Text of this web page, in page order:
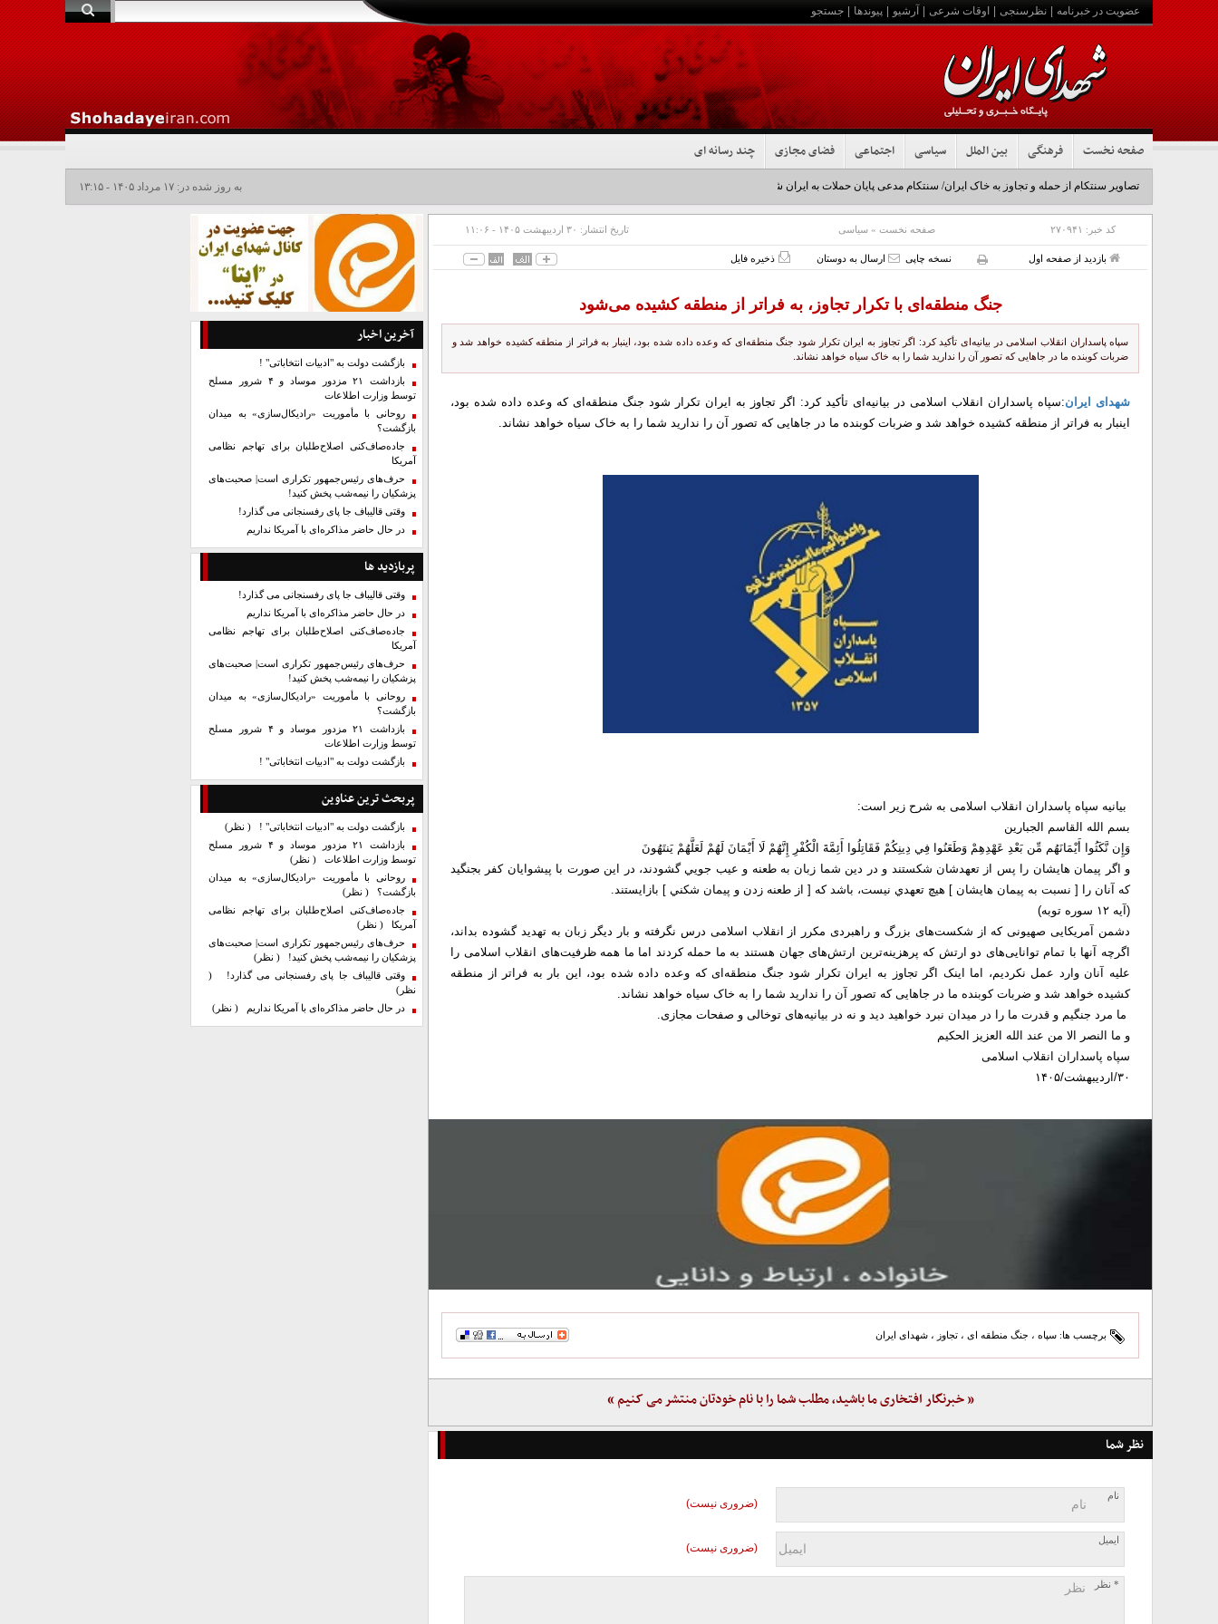
عضویت در خبرنامه نظرسنجی اوقات شرعی آرشیو پیوندها جستجو
صفحه نخست فرهنگی بین الملل سیاسی اجتماعی فضای مجازی چند رسانه ای
تصاویر سنتکام از حمله و تجاوز به خاک ایران/ سنتکام مدعی پایان حملات به ایران شد+فیلم به روز شده در: ۱۷ مرداد ۱۴۰۵ - ۱۳:۱۵
کد خبر: ۲۷۰۹۴۱ صفحه نخست »سیاسی تاریخ انتشار: ۳۰ ارديبهشت ۱۴۰۵ - ۱۱:۰۶
بازدید از صفحه اول نسخه چاپی ارسال به دوستان ذخیره فایل
جنگ منطقه‌ای با تکرار تجاوز، به فراتر از منطقه کشیده می‌شود
سپاه پاسداران انقلاب اسلامی در بیانیه‌ای تأکید کرد: اگر تجاوز به ایران تکرار شود جنگ منطقه‌ای که وعده داده شده بود، اینبار به فراتر از منطقه کشیده خواهد شد و
ضربات کوبنده ما در جاهایی که تصور آن را ندارید شما را به خاک سیاه خواهد نشاند.
شهدای ایران:سپاه پاسداران انقلاب اسلامی در بیانیه‌ای تأکید کرد: اگر تجاوز به ایران تکرار شود جنگ منطقه‌ای که وعده داده شده بود،
اینبار به فراتر از منطقه کشیده خواهد شد و ضربات کوبنده ما در جاهایی که تصور آن را ندارید شما را به خاک سیاه خواهد نشاند.
بیانیه سپاه پاسداران انقلاب اسلامی به شرح زیر است:
بسم الله القاسم الجبارین
وَإِن نَّكَثُوا أَيْمَانَهُم مِّن بَعْدِ عَهْدِهِمْ وَطَعَنُوا فِي دِينِكُمْ فَقَاتِلُوا أَئِمَّةَ الْكُفْرِ إِنَّهُمْ لَا أَيْمَانَ لَهُمْ لَعَلَّهُمْ يَنتَهُونَ
ﻭ ﺍﮔﺮ ﭘﻴﻤﺎﻥ ﻫﺎﻳﺸﺎﻥ ﺭﺍ ﭘﺲ ﺍﺯ ﺗﻌﻬﺪﺷﺎﻥ ﺷﻜﺴﺘﻨﺪ ﻭ ﺩﺭ ﺩﻳﻦ ﺷﻤﺎ ﺯﺑﺎﻥ به طعنه ﻭ ﻋﻴﺐ ﺟﻮﻳﻲ ﮔﺸﻮﺩﻧﺪ، ﺩﺭ ﺍﻳﻦ ﺻﻮﺭﺕ ﺑﺎ ﭘﻴﺸﻮﺍﻳﺎﻥ ﻛﻔﺮ ﺑﺠﻨﮕﻴﺪ
ﻛﻪ ﺁﻧﺎﻥ ﺭﺍ [ ﻧﺴﺒﺖ ﺑﻪ ﭘﻴﻤﺎﻥ ﻫﺎﻳﺸﺎﻥ ] ﻫﻴﭻ ﺗﻌﻬﺪﻱ ﻧﻴﺴﺖ، ﺑﺎﺷﺪ ﻛﻪ [ ﺍﺯ ﻃﻌﻨﻪ ﺯﺩﻥ ﻭ ﭘﻴﻤﺎﻥ ﺷﻜﻨﻲ ] ﺑﺎﺯﺍﻳﺴﺘﻨﺪ.
(آیه ١٢ سوره توبه)
دشمن آمریکایی صهیونی که از شکست‌های بزرگ و راهبردی مکرر از انقلاب اسلامی درس نگرفته و بار دیگر زبان به تهدید گشوده بداند،
اگرچه آنها با تمام توانایی‌های دو ارتش که پرهزینه‌ترین ارتش‌های جهان هستند به ما حمله کردند اما ما همه ظرفیت‌های انقلاب اسلامی را
علیه آنان وارد عمل نکردیم، اما اینک اگر تجاوز به ایران تکرار شود جنگ منطقه‌ای که وعده داده شده بود، این بار به فراتر از منطقه
کشیده خواهد شد و ضربات کوبنده ما در جاهایی که تصور آن را ندارید شما را به خاک سیاه خواهد نشاند.
ما مرد جنگیم و قدرت ما را در میدان نبرد خواهید دید و نه در بیانیه‌های توخالی و صفحات مجازی.
و ما النصر الا من عند الله العزیز الحکیم
سپاه پاسداران انقلاب اسلامی
۳۰/اردیبهشت/۱۴۰۵
برچسب ها: سپاه ، جنگ منطقه ای ، تجاوز ، شهدای ایران
« خبرنگار افتخاری ما باشید، مطلب شما را با نام خودتان منتشر می کنیم »
نظر شما
نام
(ضروری نیست)
ایمیل
(ضروری نیست)
* نظر
آخرین اخبار
بازگشت دولت به "ادبیات انتخاباتی" !
بازداشت ۲۱ مزدور موساد و ۴ شرور مسلح
توسط وزارت اطلاعات
روحانی با مأموریت «رادیکال‌سازی» به میدان
بازگشت؟
جاده‌صاف‌کنی اصلاح‌طلبان برای تهاجم نظامی
آمریکا
حرف‌های رئیس‌جمهور تکراری است| صحبت‌های
پزشکیان را نیمه‌شب پخش کنید!
وقتی قالیباف جا پای رفسنجانی می گذارد!
در حال حاضر مذاکره‌ای با آمریکا نداریم
پربازدید ها
وقتی قالیباف جا پای رفسنجانی می گذارد!
در حال حاضر مذاکره‌ای با آمریکا نداریم
جاده‌صاف‌کنی اصلاح‌طلبان برای تهاجم نظامی
آمریکا
حرف‌های رئیس‌جمهور تکراری است| صحبت‌های
پزشکیان را نیمه‌شب پخش کنید!
روحانی با مأموریت «رادیکال‌سازی» به میدان
بازگشت؟
بازداشت ۲۱ مزدور موساد و ۴ شرور مسلح
توسط وزارت اطلاعات
بازگشت دولت به "ادبیات انتخاباتی" !
پربحث ترین عناوین
بازگشت دولت به "ادبیات انتخاباتی" ! ( نظر)
بازداشت ۲۱ مزدور موساد و ۴ شرور مسلح
توسط وزارت اطلاعات ( نظر)
روحانی با مأموریت «رادیکال‌سازی» به میدان
بازگشت؟ ( نظر)
جاده‌صاف‌کنی اصلاح‌طلبان برای تهاجم نظامی
آمریکا ( نظر)
حرف‌های رئیس‌جمهور تکراری است| صحبت‌های
پزشکیان را نیمه‌شب پخش کنید! ( نظر)
وقتی قالیباف جا پای رفسنجانی می گذارد! (
نظر)
در حال حاضر مذاکره‌ای با آمریکا نداریم ( نظر)